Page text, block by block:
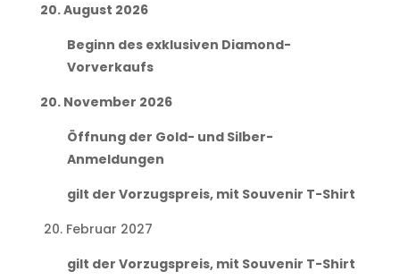
20. August 2026
Beginn des exklusiven Diamond-
Vorverkaufs
20. November 2026
Öffnung der Gold- und Silber-
Anmeldungen
gilt der Vorzugspreis, mit Souvenir T-Shirt
20. Februar 2027
gilt der Vorzugspreis, mit Souvenir T-Shirt